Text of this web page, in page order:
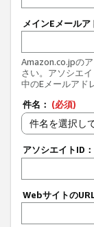
メインEメールア
Amazon.co.jpの
さい。アソシエ
中のEメールアド
件名： (必須)
件名を選択し
アソシエイトID：
Webサイトの